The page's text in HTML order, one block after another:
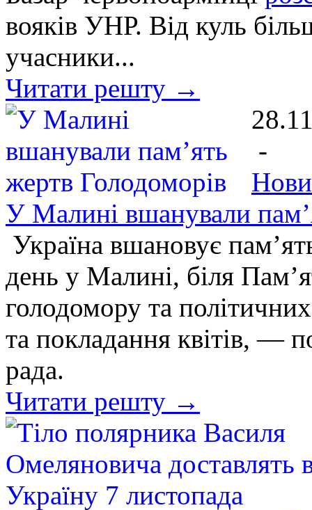
вояків УНР. Від куль
учасники...
Читати решту →
-
У Малині вшанували
Україна вшановує
день у Малині, біля
голодомору та
та покладання квітів, —
рада.
Читати решту →